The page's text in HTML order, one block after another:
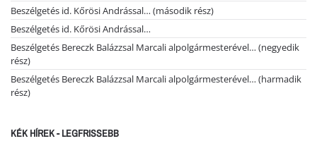
Beszélgetés id. Kőrösi Andrással… (második rész)
Beszélgetés id. Kőrösi Andrással…
Beszélgetés Bereczk Balázzsal Marcali alpolgármesterével… (negyedik
rész)
Beszélgetés Bereczk Balázzsal Marcali alpolgármesterével… (harmadik
rész)
KÉK HÍREK - LEGFRISSEBB